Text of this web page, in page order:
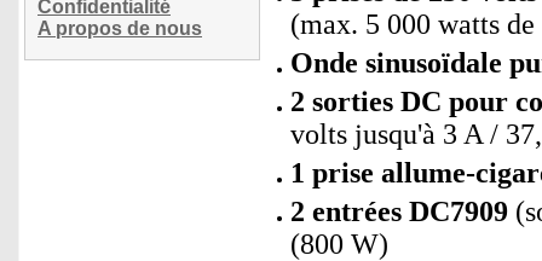
Confidentialité
A propos de nous
(max. 5 000 watts
Onde sinusoïdale
2 sorties DC pour
volts jusqu'à 3 A /
1 prise allume-
2 entrées DC7909
(800 W)